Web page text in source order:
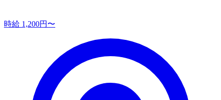
時給 1,200円〜